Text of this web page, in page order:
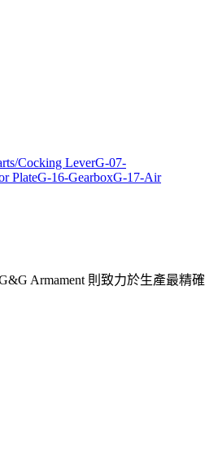
Cocking LeverG-07-
PlateG-16-GearboxG-17-Air
Armament 則致力於生產最精確